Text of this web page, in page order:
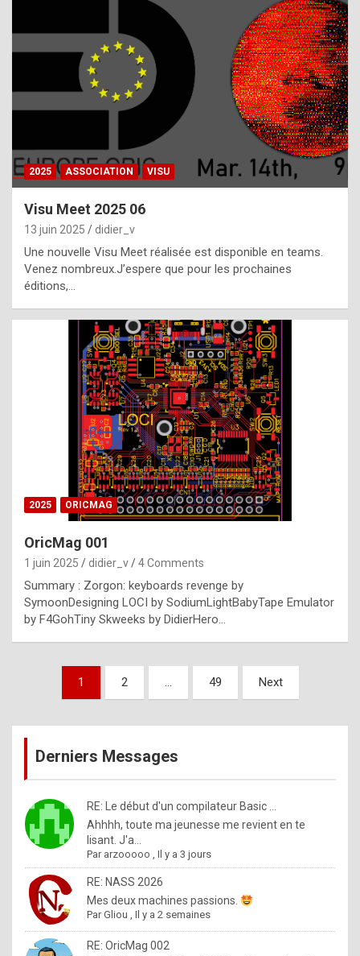
h
a
t
t
e
b
e
s
t
p
h
o
n
y
l
e
x
a
%
m
a
d
b
y
2025 ASSOCIATION VISU
Visu Meet 2025 06
13 juin 2025 didier_v
Une nouvelle Visu Meet réalisée est disponible en teams.
Venez nombreux.J’espere que pour les prochaines
éditions,…
2025 ORICMAG
OricMag 001
1 juin 2025 didier_v 4 Comments
Summary : Zorgon: keyboards revenge by
SymoonDesigning LOCI by SodiumLightBabyTape Emulator
by F4GohTiny Skweeks by DidierHero…
Pagination
publications
1 2 … 49 Next
Derniers Messages
RE: Le début d'un compilateur Basic ...
Ahhhh, toute ma jeunesse me revient en te
lisant. J'a...
Par arzooooo ,Il y a 3 jours
RE: NASS 2026
Mes deux machines passions.
ParGliou ,Il y a 2 semaines
RE: OricMag 002